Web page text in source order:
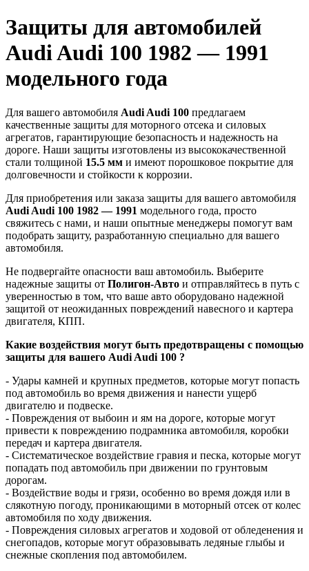
Защиты для автомобилей
Audi Audi 100 1982 — 1991
модельного года
Для вашего автомобиля Audi Audi 100 предлагаем
качественные защиты для моторного отсека и силовых
агрегатов, гарантирующие безопасность и надежность на
дороге. Наши защиты изготовлены из высококачественной
стали толщиной 15.5 мм и имеют порошковое покрытие для
долговечности и стойкости к коррозии.
Для приобретения или заказа защиты для вашего автомобиля
Audi Audi 100 1982 — 1991 модельного года, просто
свяжитесь с нами, и наши опытные менеджеры помогут вам
подобрать защиту, разработанную специально для вашего
автомобиля.
Не подвергайте опасности ваш автомобиль. Выберите
надежные защиты от Полигон-Авто и отправляйтесь в путь с
уверенностью в том, что ваше авто оборудовано надежной
защитой от неожиданных повреждений навесного и картера
двигателя, КПП.
Какие воздействия могут быть предотвращены с помощью
защиты для вашего Audi Audi 100 ?
- Удары камней и крупных предметов, которые могут попасть
под автомобиль во время движения и нанести ущерб
двигателю и подвеске.
- Повреждения от выбоин и ям на дороге, которые могут
привести к повреждению подрамника автомобиля, коробки
передач и картера двигателя.
- Систематическое воздействие гравия и песка, которые могут
попадать под автомобиль при движении по грунтовым
дорогам.
- Воздействие воды и грязи, особенно во время дождя или в
слякотную погоду, проникающими в моторный отсек от колес
автомобиля по ходу движения.
- Повреждения силовых агрегатов и ходовой от обледенения и
снегопадов, которые могут образовывать ледяные глыбы и
снежные скопления под автомобилем.